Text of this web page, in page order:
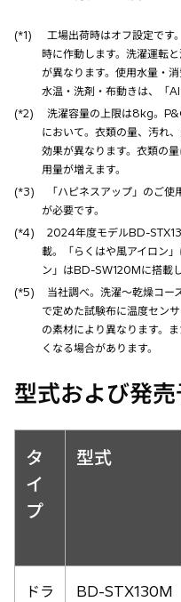
(*1)
工場出荷時はオフ設定です
時に作動します。洗濯運転
が異なります。使用水量・
水温・洗剤・布動きは、「
(*2)
洗濯容量の上限は8kg。
において。衣類の量、汚れ
効果が異なります。衣類の
用量が増えます。
(*3)
「ハピネスアップ」のご使
が必要です。
(*4)
2024年度モデルBD-
載。「らくはや風アイロン
ン」はBD-SW120Mに搭載し
(*5)
当社調べ。洗濯〜乾燥コー
で定めた試験布に温度セン
の素材により異なります。
くなる場合があります。
型式および発
タ
イ
プ
型式
ドラ
BD-STX130M